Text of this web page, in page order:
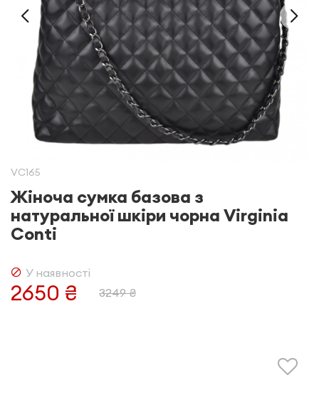
VC165
Жіноча сумка базова з
натуральної шкіри чорна Virginia
Conti
2650 ₴ 3249 ₴
У наявності